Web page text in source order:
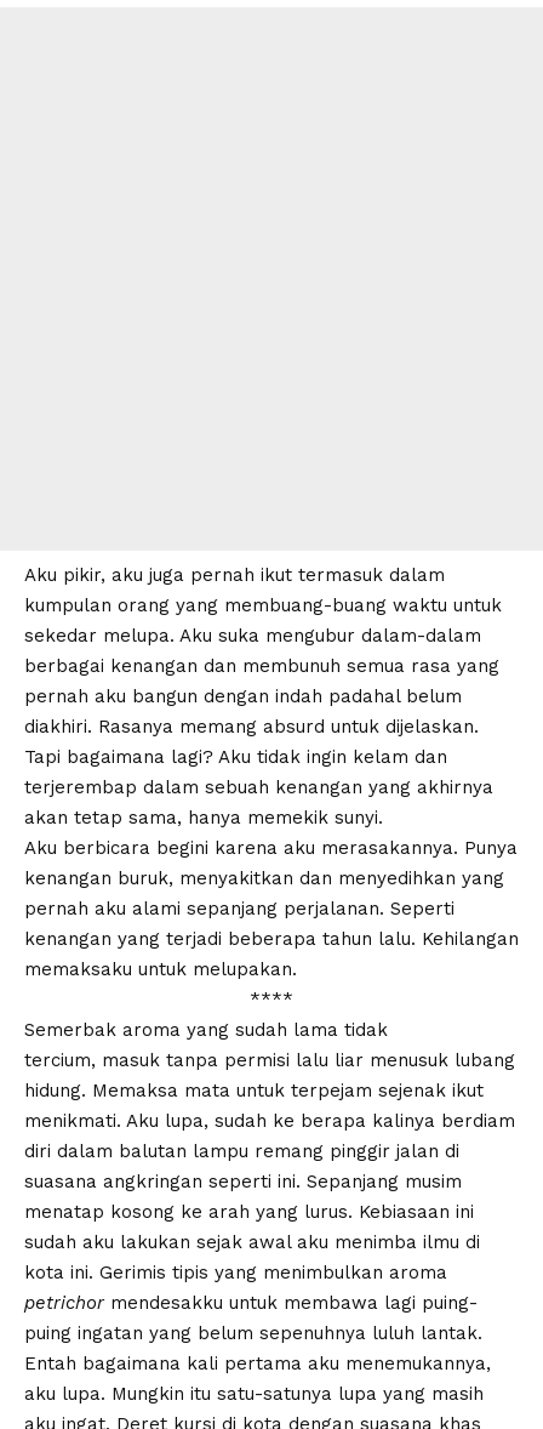
Aku pikir, aku juga pernah ikut termasuk dalam
kumpulan orang yang membuang-buang waktu untuk
sekedar melupa. Aku suka mengubur dalam-dalam
berbagai kenangan dan membunuh semua rasa yang
pernah aku bangun dengan indah padahal belum
diakhiri. Rasanya memang absurd untuk dijelaskan.
Tapi bagaimana lagi? Aku tidak ingin kelam dan
terjerembap dalam sebuah kenangan yang akhirnya
akan tetap sama, hanya memekik sunyi.
Aku berbicara begini karena aku merasakannya. Punya
kenangan buruk, menyakitkan dan menyedihkan yang
pernah aku alami sepanjang perjalanan. Seperti
kenangan yang terjadi beberapa tahun lalu. Kehilangan
memaksaku untuk melupakan.
****
Semerbak aroma yang sudah lama tidak
tercium, masuk tanpa permisi lalu liar menusuk lubang
hidung. Memaksa mata untuk terpejam sejenak ikut
menikmati. Aku lupa, sudah ke berapa kalinya berdiam
diri dalam balutan lampu remang pinggir jalan di
suasana angkringan seperti ini. Sepanjang musim
menatap kosong ke arah yang lurus. Kebiasaan ini
sudah aku lakukan sejak awal aku menimba ilmu di
kota ini. Gerimis tipis yang menimbulkan aroma
petrichormendesakku untuk membawa lagi puing-
puing ingatan yang belum sepenuhnya luluh lantak.
Entah bagaimana kali pertama aku menemukannya,
aku lupa. Mungkin itu satu-satunya lupa yang masih
aku ingat. Deret kursi di kota dengan suasana khas